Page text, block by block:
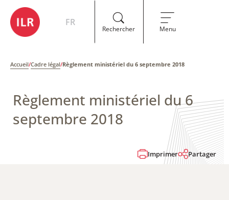
FR
Rechercher Menu
Accueil/Cadre légal/Règlement ministériel du 6 septembre 2018
Règlement ministériel du 6
septembre 2018
Imprimer Partager